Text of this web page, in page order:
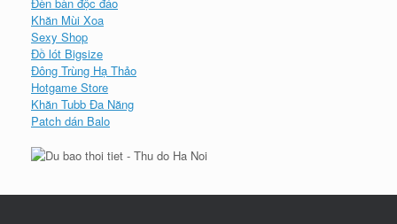
Khăn Mùi Xoa
Sexy Shop
Đồ lót Bigsize
Đông Trùng Hạ Thảo
Hotgame Store
Khăn Tubb Đa Năng
Patch dán Balo